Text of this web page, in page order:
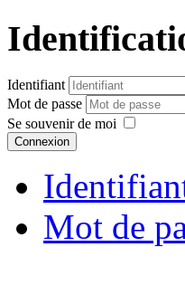
Identifiant
Mot de passe
Se souvenir de moi
Connexion
Mot de